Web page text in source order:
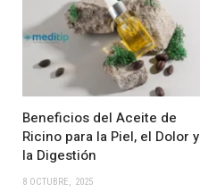
Beneficios del Aceite de
Ricino para la Piel, el Dolor y
la Digestión
8 OCTUBRE, 2025